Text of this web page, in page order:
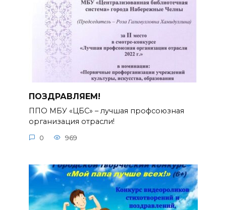
ПОЗДРАВЛЯЕМ!
ППО МБУ «ЦБС» – лучшая профсоюзная
организация отрасли!
0 969